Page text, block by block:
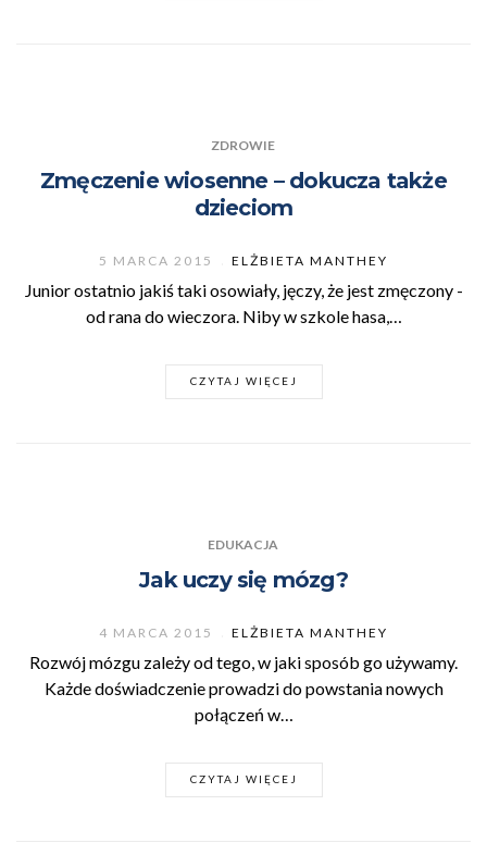
ZDROWIE
Zmęczenie wiosenne – dokucza także
dzieciom
5 MARCA 2015 ELŻBIETA MANTHEY
Junior ostatnio jakiś taki osowiały, jęczy, że jest zmęczony -
od rana do wieczora. Niby w szkole hasa,…
CZYTAJ WIĘCEJ
EDUKACJA
Jak uczy się mózg?
4 MARCA 2015 ELŻBIETA MANTHEY
Rozwój mózgu zależy od tego, w jaki sposób go używamy.
Każde doświadczenie prowadzi do powstania nowych
połączeń w…
CZYTAJ WIĘCEJ